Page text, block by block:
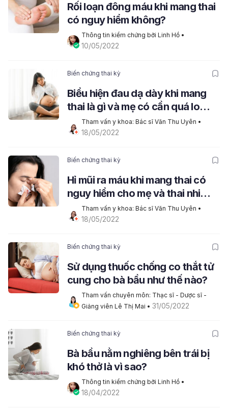
Rối loạn đông máu khi mang thai
có nguy hiểm không?
Thông tin kiểm chứng bởi Linh Hồ
10/05/2022
Biến chứng thai kỳ
Biểu hiện đau dạ dày khi mang
thai là gì và mẹ có cần quá lo
lắng?Tham vấn y khoa: Bác sĩ Văn Thu Uyên
18/05/2022
Biến chứng thai kỳ
Hỉ mũi ra máu khi mang thai có
nguy hiểm cho mẹ và thai nhi
không?
Tham vấn y khoa: Bác sĩ Văn Thu Uyên
18/05/2022
Biến chứng thai kỳ
Sử dụng thuốc chống co thắt tử
cung cho bà bầu như thế nào?
Tham vấn chuyên môn: Thạc sĩ - Dược sĩ -
Giảng viên Lê Thị Mai • 31/05/2022
Biến chứng thai kỳ
Bà bầu nằm nghiêng bên trái bị
khó thở là vì sao?
Thông tin kiểm chứng bởi Linh Hồ
18/04/2022